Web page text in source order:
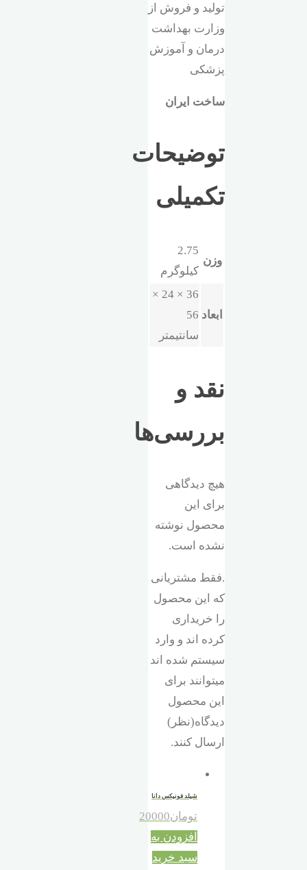
تولید و فروش از
وزارت بهداشت
درمان و آموزش
پزشکی
ساخت ایران
توضیحات
تکمیلی
وزن
2.75
کیلوگرم
ابعاد
36 × 24 ×
56
سانتیمتر
نقد و
بررسی‌ها
هیچ دیدگاهی
برای این
محصول نوشته
نشده است.
.فقط مشتریانی
که این محصول
را خریداری
کرده اند و وارد
سیستم شده اند
میتوانند برای
این محصول
دیدگاه(نظر)
ارسال کنند.
شیلد فونیکس دانا
تومان20000
افزودن به
سبد خرید